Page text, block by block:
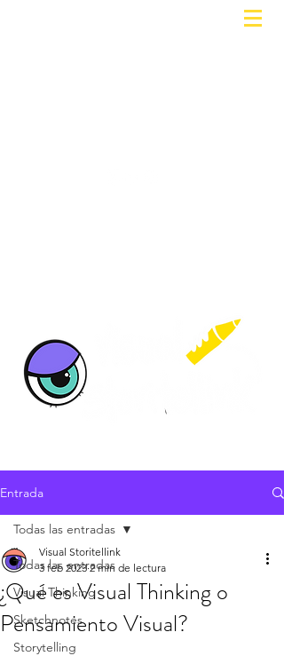
Entrada
Todas las entradas
Visual Thinking
Sketchnotes
Storytelling
Todas las entradas
¿Qué es Visual Thinking o
Pensamiento Visual?
Visual Storitellink
3 feb 2023 2 min de lectura